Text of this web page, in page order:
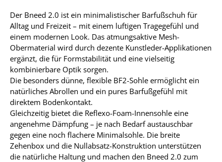
Der Bneed 2.0 ist ein minimalistischer Barfußschuh für
Alltag und Freizeit – mit einem luftigen Tragegefühl und
einem modernen Look. Das atmungsaktive Mesh-
Obermaterial wird durch dezente Kunstleder-Applikationen
ergänzt, die für Formstabilität und eine vielseitig
kombinierbare Optik sorgen.
Die besonders dünne, flexible BF2-Sohle ermöglicht ein
natürliches Abrollen und ein pures Barfußgefühl mit
direktem Bodenkontakt.
Gleichzeitig bietet die Reflexo-Foam-Innensohle eine
angenehme Dämpfung – je nach Bedarf austauschbar
gegen eine noch flachere Minimalsohle. Die breite
Zehenbox und die Nullabsatz-Konstruktion unterstützen
die natürliche Haltung und machen den Bneed 2.0 zum